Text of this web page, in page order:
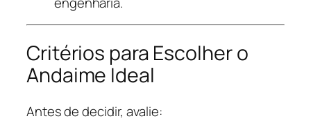
Critérios para Escolher o
Andaime Ideal
Antes de decidir, avalie: